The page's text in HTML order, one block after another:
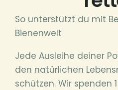
So unterstützt du mit
Bienenwelt
Jede Ausleihe deiner
den natürlichen
schützen. Wir spenden